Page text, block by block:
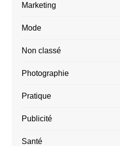
Marketing
Mode
Non classé
Photographie
Pratique
Publicité
Santé